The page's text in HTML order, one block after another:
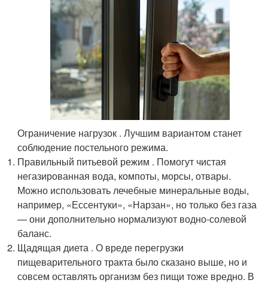
Ограничение нагрузок . Лучшим вариантом станет
соблюдение постельного режима.
Правильный питьевой режим . Помогут чистая
негазированная вода, компоты, морсы, отвары.
Можно использовать лечебные минеральные воды,
например, «Ессентуки», «Нарзан», но только без газа
— они дополнительно нормализуют водно-солевой
баланс.
Щадящая диета . О вреде перегрузки
пищеварительного тракта было сказано выше, но и
совсем оставлять организм без пищи тоже вредно. В